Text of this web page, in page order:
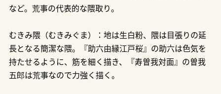
など。荒事の代表的な隈取り。
むきみ隈（むきみぐま）：地は生白粉、隈は目張りの延
長となる簡潔な隈。『助六由縁江戸桜』の助六は色気を
持たせるように、筋を細く描き、『寿曽我対面』の曽我
五郎は荒事なので力強く描く。